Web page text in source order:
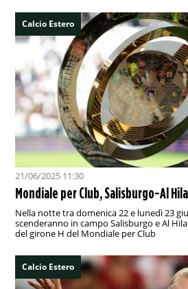
Calcio Estero
21/06/2025 11:30
Mondiale per Club, Salisburgo-Al
Nella notte tra domenica 22 e lunedì 23
scenderanno in campo Salisburgo e Al
del girone H del Mondiale per Club
Calcio Estero